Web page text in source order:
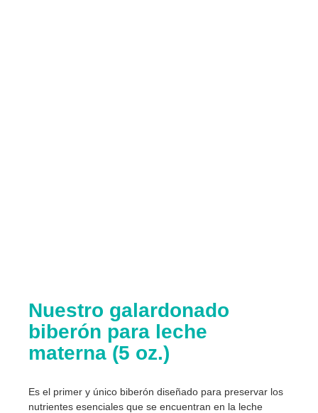
Nuestro galardonado
biberón para leche
materna (5 oz.)
Es el primer y único biberón diseñado para preservar los
nutrientes esenciales que se encuentran en la leche